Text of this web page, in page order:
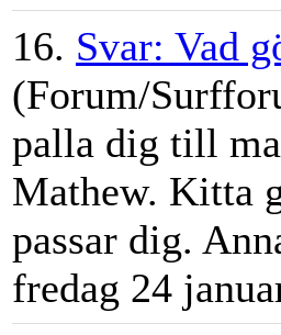
16. Svar: Vad
(Forum/
palla dig till
Mathew. Kitta
passar dig.
fredag 24